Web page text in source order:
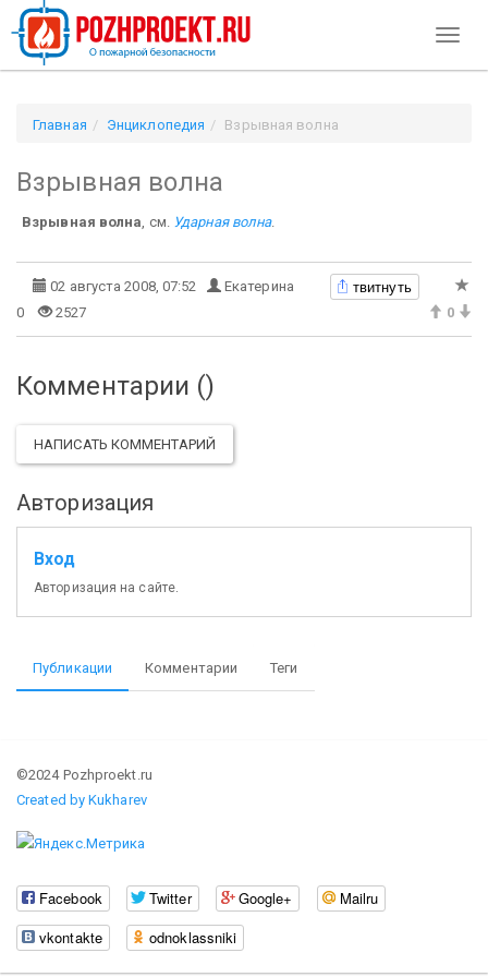
Главная Энциклопедия Взрывная волна
Взрывная волна
Взрывная волна , см. Ударная волна.
02 августа 2008, 07:52 Екатерина твитнуть
0 2527 0
Комментарии ()
НАПИСАТЬ КОММЕНТАРИЙ
Авторизация
Вход
Авторизация на сайте.
Публикации Комментарии Теги
©2024 Pozhproekt.ru
Created by Kukharev
Facebook Twitter Google+
Mailru
vkontakte
odnoklassniki